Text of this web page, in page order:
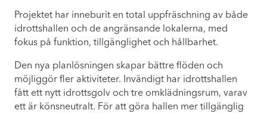
Projektet har inneburit en total uppfräschning av både
idrottshallen och de angränsande lokalerna, med
fokus på funktion, tillgänglighet och hållbarhet.
Den nya planlösningen skapar bättre flöden och
möjliggör fler aktiviteter. Invändigt har idrottshallen
fått ett nytt idrottsgolv och tre omklädningsrum, varav
ett är könsneutralt. För att göra hallen mer tillgänglig